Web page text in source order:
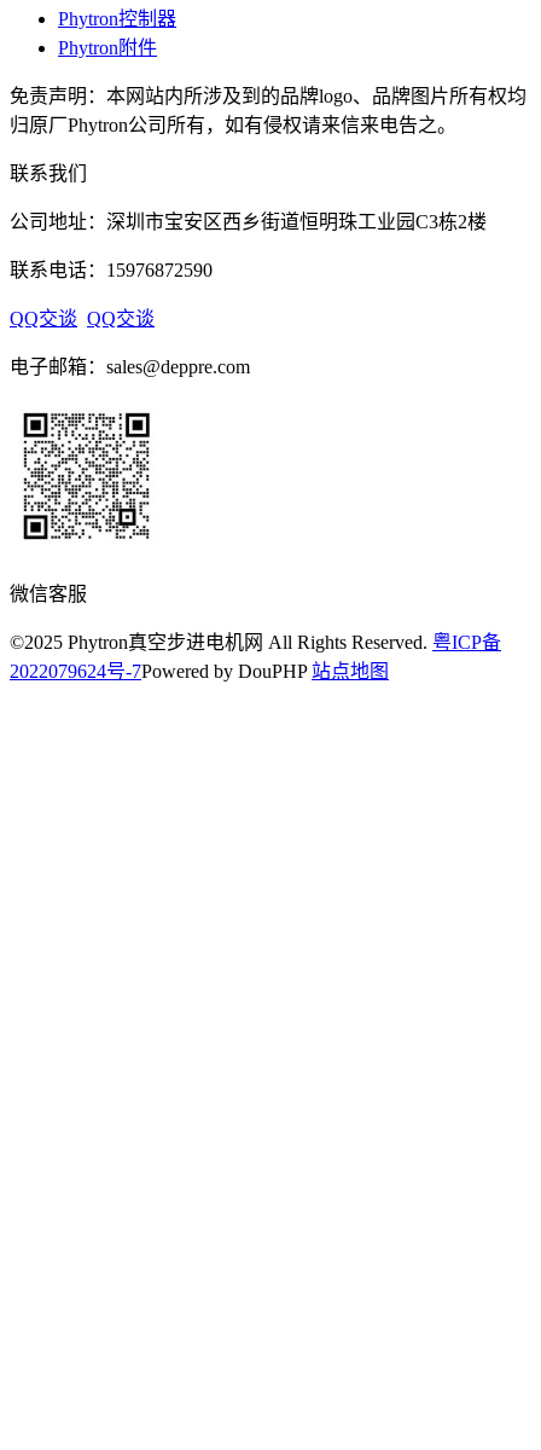
Phytron控制器
Phytron附件
免责声明：本网站内所涉及到的品牌logo、品牌图片所有权均
归原厂Phytron公司所有，如有侵权请来信来电告之。
联系我们
公司地址：深圳市宝安区西乡街道恒明珠工业园C3栋2楼
联系电话：15976872590
QQ交谈 QQ交谈
电子邮箱：sales@deppre.com
微信客服
©2025 Phytron真空步进电机网 All Rights Reserved. 粤ICP备
2022079624号-7Powered by DouPHP 站点地图